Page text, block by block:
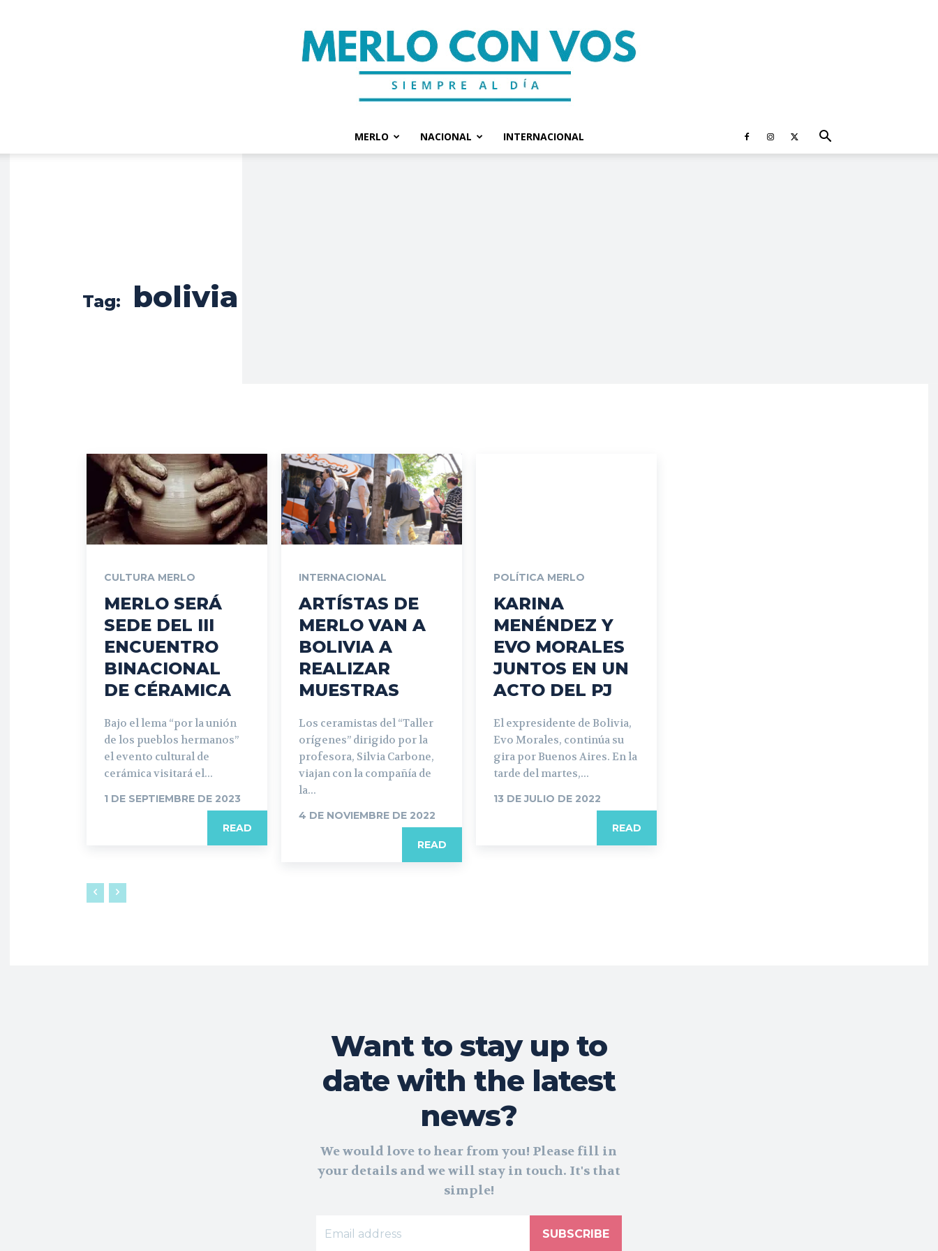
MERLO NACIONAL INTERNACIONAL
Tag: bolivia
CULTURA MERLO
MERLO SERÁ
SEDE DEL III
ENCUENTRO
BINACIONAL
DE CÉRAMICA
Bajo el lema “por la unión
de los pueblos hermanos”
el evento cultural de
cerámica visitará el...
1 DE SEPTIEMBRE DE 2023
READ
INTERNACIONAL
ARTÍSTAS DE
MERLO VAN A
BOLIVIA A
REALIZAR
MUESTRAS
Los ceramistas del “Taller
orígenes” dirigido por la
profesora, Silvia Carbone,
viajan con la compañía de
la...
4 DE NOVIEMBRE DE 2022
READ
POLÍTICA MERLO
KARINA
MENÉNDEZ Y
EVO MORALES
JUNTOS EN UN
ACTO DEL PJ
El expresidente de Bolivia,
Evo Morales, continúa su
gira por Buenos Aires. En la
tarde del martes,...
13 DE JULIO DE 2022
READ
Want to stay up to
date with the latest
news?
We would love to hear from you! Please fill in
your details and we will stay in touch. It's that
simple!
SUBSCRIBE